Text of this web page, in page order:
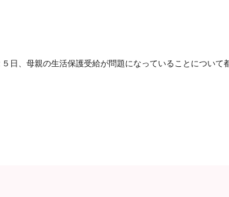
日、母親の生活保護受給が問題になっていることについて